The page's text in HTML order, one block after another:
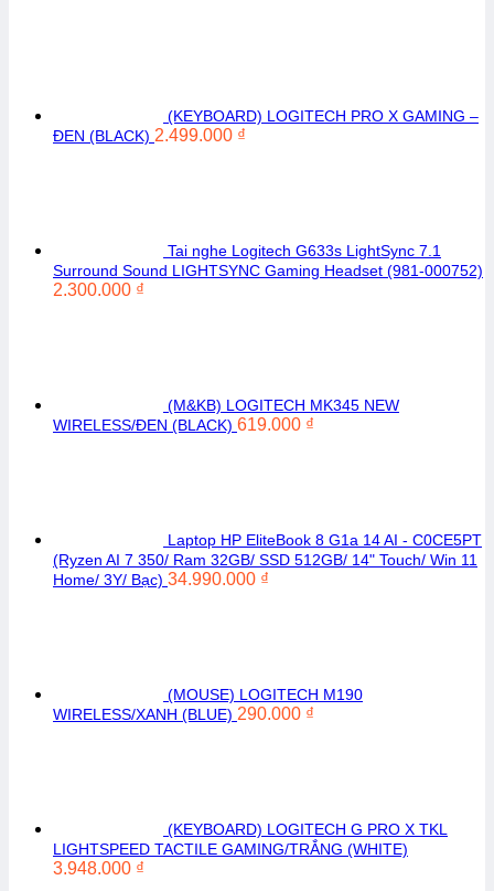
(KEYBOARD) LOGITECH PRO X GAMING –
ĐEN (BLACK) 2.499.000 ₫
Tai nghe Logitech G633s LightSync 7.1
Surround Sound LIGHTSYNC Gaming Headset (981-000752)
2.300.000 ₫
(M&KB) LOGITECH MK345 NEW
WIRELESS/ĐEN (BLACK) 619.000 ₫
Laptop HP EliteBook 8 G1a 14 AI - C0CE5PT
(Ryzen AI 7 350/ Ram 32GB/ SSD 512GB/ 14" Touch/ Win 11
Home/ 3Y/ Bạc) 34.990.000 ₫
(MOUSE) LOGITECH M190
WIRELESS/XANH (BLUE) 290.000 ₫
(KEYBOARD) LOGITECH G PRO X TKL
LIGHTSPEED TACTILE GAMING/TRẮNG (WHITE)
3.948.000 ₫